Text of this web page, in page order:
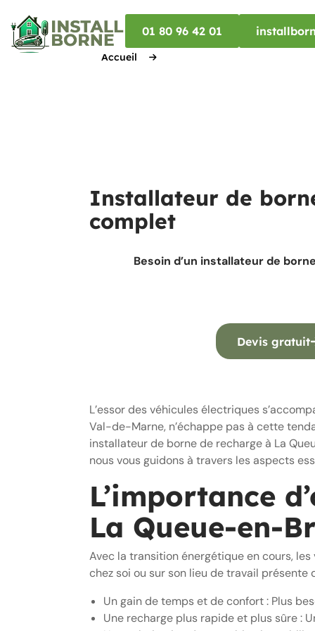
01 80 96 42 01
Accueil
Installateur de
complet
Besoin d’un installateur de
Devis gratuit
L’essor des véhicules électriques
Val-de-Marne, n’échappe pas à cette
installateur de borne de recharge à La
nous vous guidons à travers les aspects
L’importance
La Queue-en-
Avec la transition énergétique en cours,
chez soi ou sur son lieu de travail présente
Un gain de temps et de confort : Plus
Une recharge plus rapide et plus sûre :